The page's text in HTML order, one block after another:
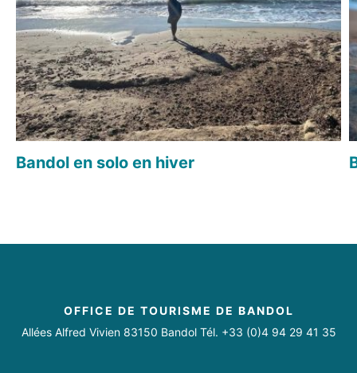
Bandol en solo en hiver
OFFICE DE TOURISME DE BANDOL
Allées Alfred Vivien 83150 Bandol Tél. +33 (0)4 94 29 41 35